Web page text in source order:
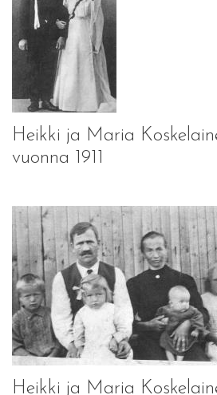
Heikki ja Maria
vuonna 1911
Heikki ja Maria